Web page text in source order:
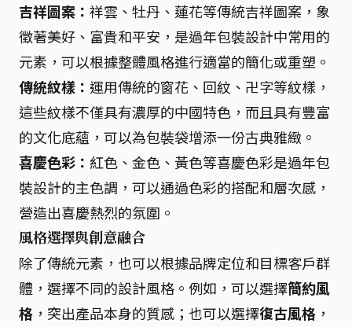
吉祥圖案： 祥雲、牡丹、蓮花等傳統吉祥圖案，象
徵著美好、富貴和平安，是過年包裝設計中常用的
元素，可以根據整體風格進行適當的簡化或重塑。
傳統紋樣： 運用傳統的窗花、回紋、卍字等紋樣，
這些紋樣不僅具有濃厚的中國特色，而且具有豐富
的文化底蘊，可以為包裝袋增添一份古典雅緻。
喜慶色彩： 紅色、金色、黃色等喜慶色彩是過年包
裝設計的主色調，可以通過色彩的搭配和層次感，
營造出喜慶熱烈的氛圍。
風格選擇與創意融合
除了傳統元素，也可以根據品牌定位和目標客戶群
體，選擇不同的設計風格。例如，可以選擇簡約風
格 ，突出產品本身的質感；也可以選擇復古風格 ，